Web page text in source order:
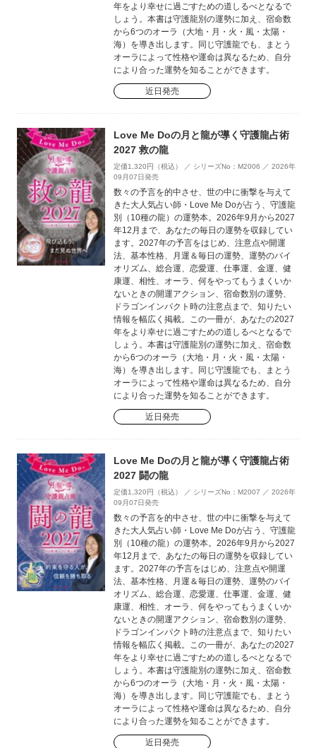
年をより幸せに過ごすための道しるべとなるで
しょう。本書は守護龍別の運勢に加え、宿命数
から6つのオーラ（大地・月・火・風・太陽・
海）を導き出します。同じ守護龍でも、まとう
オーラによって性格や運命は異なるため、自分
により合った運勢を知ることができます。
近日発売
Love Me Doの月と龍が導く守護龍占術
2027 救の龍
定価1,320円（税込） ／ シリーズNo：M2006 ／ 2026年
09月07日発売
数々の予言を的中させ、世の中に衝撃を与えて
きた大人気占い師・Love Me Doが占う、守護龍
別（10種の龍）の運勢本。2026年9月から2027
年12月まで、あなたの毎日の運勢を収録してい
ます。2027年の予言をはじめ、注意点や開運
法、基本性格、月運＆毎日の運勢、運勢のバイ
オリズム、総合運、恋愛運、仕事運、金運、健
康運、相性、オーラ、何をやってもうまくいか
ないときの開運アクション、宿命数別の運勢、
ドラゴンインパクト時の注意点まで、知りたい
情報を幅広く掲載。この一冊が、あなたの2027
年をより幸せに過ごすための道しるべとなるで
しょう。本書は守護龍別の運勢に加え、宿命数
から6つのオーラ（大地・月・火・風・太陽・
海）を導き出します。同じ守護龍でも、まとう
オーラによって性格や運命は異なるため、自分
により合った運勢を知ることができます。
近日発売
Love Me Doの月と龍が導く守護龍占術
2027 闘の龍
定価1,320円（税込） ／ シリーズNo：M2007 ／ 2026年
09月07日発売
数々の予言を的中させ、世の中に衝撃を与えて
きた大人気占い師・Love Me Doが占う、守護龍
別（10種の龍）の運勢本。2026年9月から2027
年12月まで、あなたの毎日の運勢を収録してい
ます。2027年の予言をはじめ、注意点や開運
法、基本性格、月運＆毎日の運勢、運勢のバイ
オリズム、総合運、恋愛運、仕事運、金運、健
康運、相性、オーラ、何をやってもうまくいか
ないときの開運アクション、宿命数別の運勢、
ドラゴンインパクト時の注意点まで、知りたい
情報を幅広く掲載。この一冊が、あなたの2027
年をより幸せに過ごすための道しるべとなるで
しょう。本書は守護龍別の運勢に加え、宿命数
から6つのオーラ（大地・月・火・風・太陽・
海）を導き出します。同じ守護龍でも、まとう
オーラによって性格や運命は異なるため、自分
により合った運勢を知ることができます。
近日発売